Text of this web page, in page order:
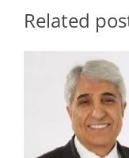
Related